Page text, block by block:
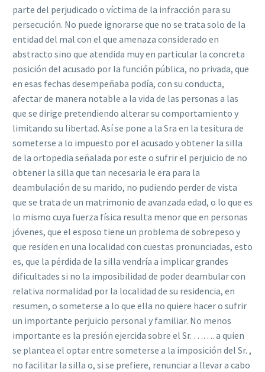
parte del perjudicado o víctima de la infracción para su
persecución. No puede ignorarse que no se trata solo de la
entidad del mal con el que amenaza considerado en
abstracto sino que atendida muy en particular la concreta
posición del acusado por la función pública, no privada, que
en esas fechas desempeñaba podía, con su conducta,
afectar de manera notable a la vida de las personas a las
que se dirige pretendiendo alterar su comportamiento y
limitando su libertad. Así se pone a la Sra en la tesitura de
someterse a lo impuesto por el acusado y obtener la silla
de la ortopedia señalada por este o sufrir el perjuicio de no
obtener la silla que tan necesaria le era para la
deambulación de su marido, no pudiendo perder de vista
que se trata de un matrimonio de avanzada edad, o lo que es
lo mismo cuya fuerza física resulta menor que en personas
jóvenes, que el esposo tiene un problema de sobrepeso y
que residen en una localidad con cuestas pronunciadas, esto
es, que la pérdida de la silla vendría a implicar grandes
dificultades si no la imposibilidad de poder deambular con
relativa normalidad por la localidad de su residencia, en
resumen, o someterse a lo que ella no quiere hacer o sufrir
un importante perjuicio personal y familiar. No menos
importante es la presión ejercida sobre el Sr. ……. a quien
se plantea el optar entre someterse a la imposición del Sr. ,
no facilitar la silla o, si se prefiere, renunciar a llevar a cabo